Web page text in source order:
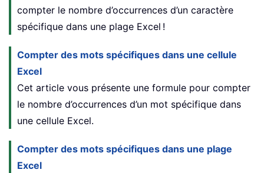
compter le nombre d’occurrences d’un caractère
spécifique dans une plage Excel !
Compter des mots spécifiques dans une cellule
Excel
Cet article vous présente une formule pour compter
le nombre d’occurrences d’un mot spécifique dans
une cellule Excel.
Compter des mots spécifiques dans une plage
Excel